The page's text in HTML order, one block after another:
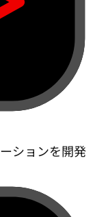
ションを開発